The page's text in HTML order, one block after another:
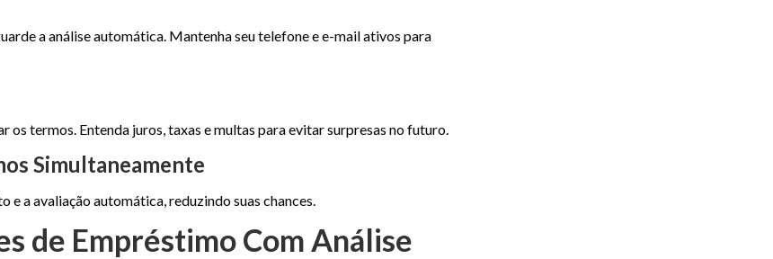
a análise automática. Mantenha seu telefone e e-mail ativos para
os termos. Entenda juros, taxas e multas para evitar surpresas no futuro.
Simultaneamente
a avaliação automática, reduzindo suas chances.
de Empréstimo Com Análise